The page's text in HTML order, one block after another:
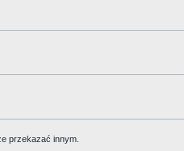
przekazać innym.